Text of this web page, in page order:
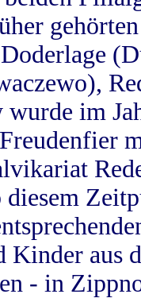
im
Kinder aus
- in